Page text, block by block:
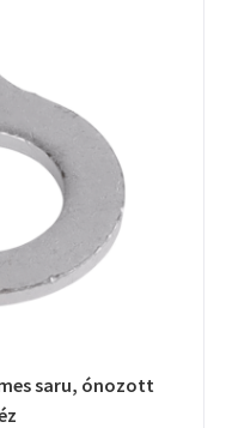
saru, ónozott